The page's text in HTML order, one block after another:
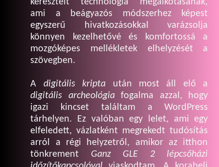
keresztelt technológia megalkotásának,
ami a beágyazós módszerhez képest
egyszerű hivatkozásokkal varázsolja
könnyen kezelhetővé és komfortossá a
mozgóképes mellékletek elhelyzését a
szövegben.
A digitális kripta után most áll elő a
digitális archeológiafogalma azzal, hogy
igazi kincset találtam a WordPress
tárhelyen. Ez valóban egy lelet, ami egy
elfeledett, vázlatként megrekedt tudósítás
arról a régi helyzetről, amikor az itthon
tönkrement Ganz GLE 2 lépcsőházi